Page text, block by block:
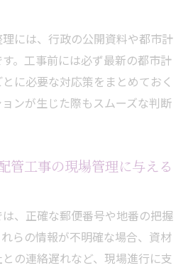
には、行政の公開資料や都市計
。工事前には必ず最新の都市計
に必要な対応策をまとめておく
ンが生じた際もスムーズな判断
管工事の現場管理に与える
、正確な郵便番号や地番の把握
らの情報が不明確な場合、資材
の連絡遅れなど、現場進行に支